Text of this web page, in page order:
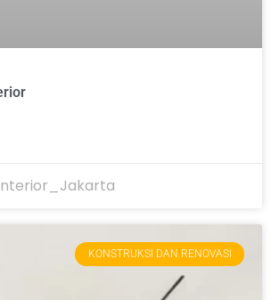
KONSTRUKSI DAN RENOVASI